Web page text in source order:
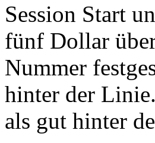
Session Start
fünf Dollar
Nummer
hinter der
als gut hinter